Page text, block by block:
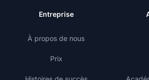
Entreprise
À propos de nous
Prix